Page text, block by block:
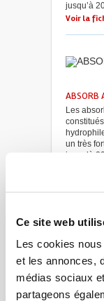
Ce site web
Les cookies
et les annonces,
médias sociaux
partageons
jusqu’à
Voir la
ABSORB
Les
un très
jusqu’à
ABSORB
Les
un très